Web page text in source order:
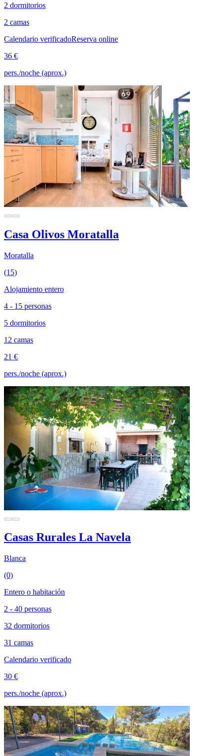
2 dormitorios
2 camas
Calendario verificadoReserva online
36 €
pers./noche (aprox.)
Casa Olivos Moratalla
Moratalla
(15)
Alojamiento entero
4 - 15 personas
5 dormitorios
12 camas
21 €
pers./noche (aprox.)
Casas Rurales La Navela
Blanca
(0)
Entero o habitación
2 - 40 personas
32 dormitorios
31 camas
Calendario verificado
30 €
pers./noche (aprox.)